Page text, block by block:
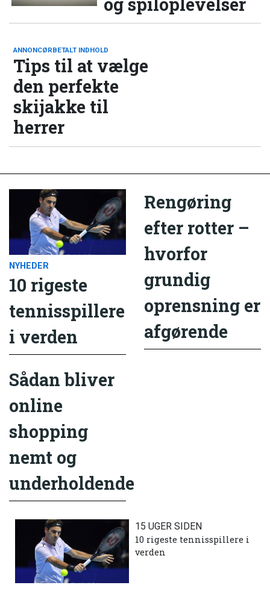
ANNONCØRBETALT INDHOLD
Tips til at vælge
den perfekte
skijakke til
herrer
NYHEDER
10 rigeste
tennisspillere
i verden
Rengøring
efter rotter –
hvorfor
grundig
oprensning er
afgørende
Sådan bliver
online
shopping
nemt og
underholdende
15 UGER SIDEN
10 rigeste tennisspillere i
verden